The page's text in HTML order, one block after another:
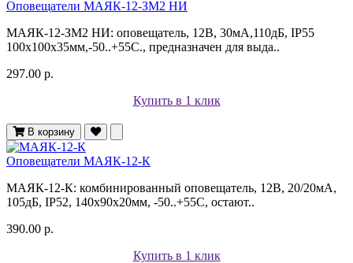
Оповещатели МАЯК-12-ЗМ2 НИ
МАЯК-12-ЗМ2 НИ: оповещатель, 12В, 30мА,110дБ, IP55
100х100х35мм,-50..+55С., предназначен для выда..
297.00 р.
Купить в 1 клик
В корзину
Оповещатели МАЯК-12-К
МАЯК-12-К: комбинированный оповещатель, 12В, 20/20мА,
105дБ, IP52, 140х90х20мм, -50..+55С, остают..
390.00 р.
Купить в 1 клик